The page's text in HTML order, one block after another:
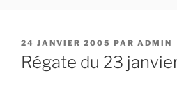
PUBLIÉ
LE
24 JANVIER 2005 PAR ADMIN
Régate du 23